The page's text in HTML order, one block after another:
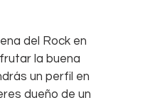
del Rock en
la buena
un perfil en
dueño de un